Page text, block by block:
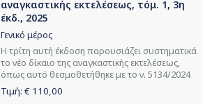
αναγκαστικής εκτελέσεως, τόμ. 1, 3η
έκδ., 2025
Γενικό μέρος
Η τρίτη αυτή έκδοση παρουσιάζει συστηματικά
το νέο δίκαιο της αναγκαστικής εκτελέσεως,
όπως αυτό θεσμοθετήθηκε με το ν. 5134/2024
Τιμή: € 110,00